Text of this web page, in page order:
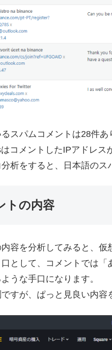
スパムコメントは28件あ
コメントしたIPアドレス
析をすると、日本語のス
トの内容
容を分析してみると、仮
として、コメントでは
うな手口になります。
すが、ぱっと見良い内容